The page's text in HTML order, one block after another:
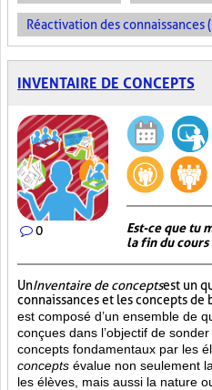
Réactivation des connaissances
INVENTAIRE DE CONCEPTS
0
Est-ce que tu
la fin du cours
UnInventaire de conceptsest un
connaissances et les concepts de
est composé d’un ensemble de
conçues dans l’objectif de
concepts fondamentaux par les
concepts évalue non seulement
les élèves, mais aussi la nature